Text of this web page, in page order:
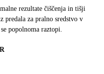
rezultate čiščenja in tišji
predala za pralno sredstvo v
popolnoma raztopi.